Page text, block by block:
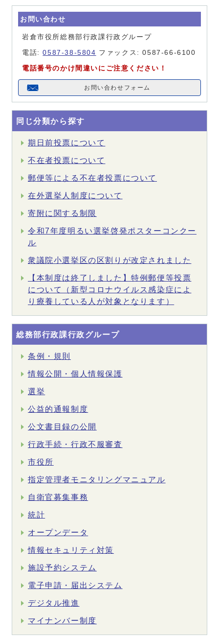
お問い合わせ
岩倉市役所総務部行政課行政グループ
電話:0587-38-5804 ファックス: 0587-66-6100
電話番号のかけ間違いにご注意ください！
お問い合わせフォーム
同じ分類から探す
期日前投票について
不在者投票について
郵便等による不在者投票について
在外選挙人制度について
寄附に関する制限
令和7年度明るい選挙啓発ポスターコンクー
ル
衆議院小選挙区の区割りが改定されました
【本制度は終了しました】特例郵便等投票
について（新型コロナウイルス感染症によ
り療養している人が対象となります）
総務部行政課行政グループ
条例・規則
情報公開・個人情報保護
選挙
公益的通報制度
公文書目録の公開
行政手続・行政不服審査
市役所
指定管理者モニタリングマニュアル
自衛官募集事務
統計
オープンデータ
情報セキュリティ対策
施設予約システム
電子申請・届出システム
デジタル推進
マイナンバー制度